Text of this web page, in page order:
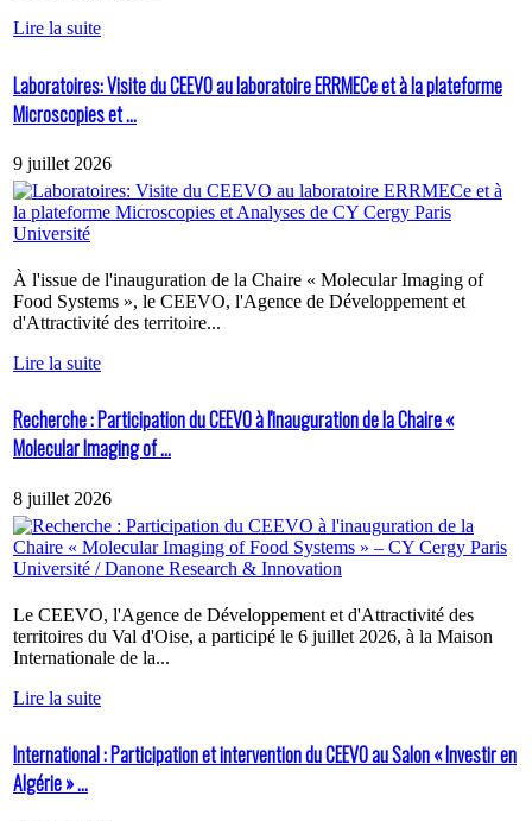
Lire la suite
Laboratoires: Visite du CEEVO au laboratoire ERRMECe et à la plateforme
Microscopies et ...
9 juillet 2026
À l'issue de l'inauguration de la Chaire « Molecular Imaging of
Food Systems », le CEEVO, l'Agence de Développement et
d'Attractivité des territoire...
Lire la suite
Recherche : Participation du CEEVO à l'inauguration de la Chaire «
Molecular Imaging of ...
8 juillet 2026
Le CEEVO, l'Agence de Développement et d'Attractivité des
territoires du Val d'Oise, a participé le 6 juillet 2026, à la Maison
Internationale de la...
Lire la suite
International : Participation et intervention du CEEVO au Salon « Investir en
Algérie » ...